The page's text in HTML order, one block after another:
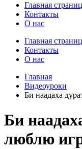
Главная
Контакты
О нас
Главная
Контакты
О нас
Главная
Видеоуроки
Би наадаха
Би
люблю